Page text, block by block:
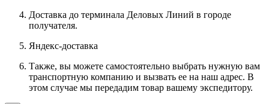
Доставка до терминала Деловых Линий в городе
получателя.
Яндекс-доставка
Также, вы можете самостоятельно выбрать нужную вам
транспортную компанию и вызвать ее на наш адрес. В
этом случае мы передадим товар вашему экспедитору.